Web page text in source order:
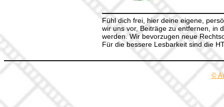
Fühl dich frei, hier deine eigene,
wir uns vor, Beiträge zu entfernen, in
werden. Wir bevorzugen neue
Für die bessere Lesbarkeit sind die
©